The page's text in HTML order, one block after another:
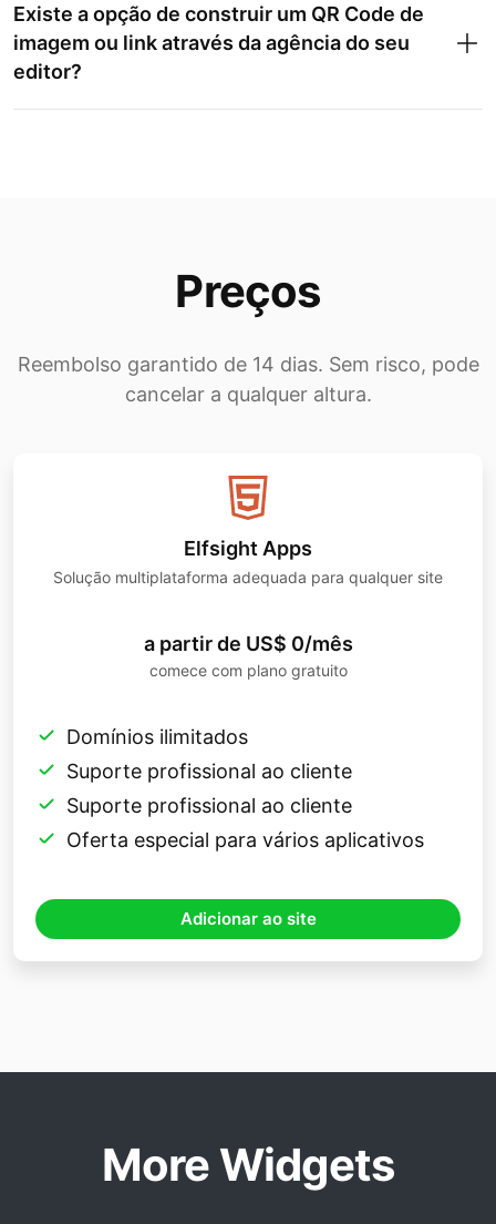
Existe a opção de construir um QR Code de
imagem ou link através da agência do seu
editor?
Preços
Reembolso garantido de 14 dias. Sem risco, pode
cancelar a qualquer altura.
Elfsight Apps
Solução multiplataforma adequada para qualquer site
a partir de US$ 0/mês
comece com plano gratuito
Domínios ilimitados
Suporte profissional ao cliente
Suporte profissional ao cliente
Oferta especial para vários aplicativos
Adicionar ao site
More Widgets